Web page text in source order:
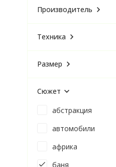
Производитель
Техника
Размер
Сюжет
абстракция
автомобили
африка
баня